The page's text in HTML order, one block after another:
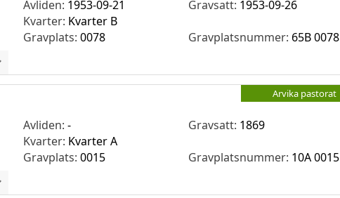
Avliden: 1953-09-21 Gravsatt: 1953-09-26
Kvarter: Kvarter B
Gravplats:0078 Gravplatsnummer: 65B 0078
Arvika pastorat
Avliden:- Gravsatt: 1869
Kvarter: Kvarter A
Gravplats:0015 Gravplatsnummer: 10A 0015